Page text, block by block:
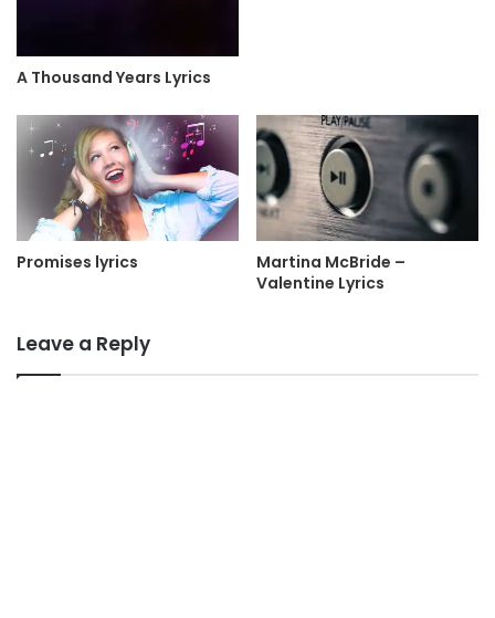
A Thousand Years Lyrics
Promises lyrics
Martina McBride –
Valentine Lyrics
Leave a Reply